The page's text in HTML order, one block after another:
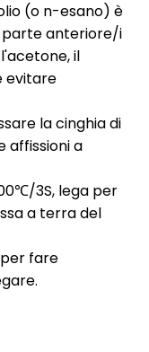
(o n-esano) è
parte anteriore/i
il
evitare
la cinghia di
affissioni a
3S, lega per
a terra del
fare